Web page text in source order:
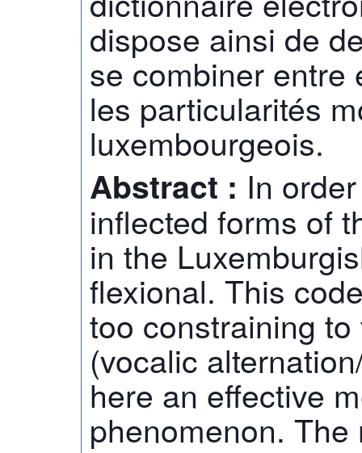
dispose ainsi de
se combiner entre
les particularités
luxembourgeois.
Abstract : In
inflected forms of
in the
flexional. This
too constraining
(vocalic
here an effective
phenomenon.